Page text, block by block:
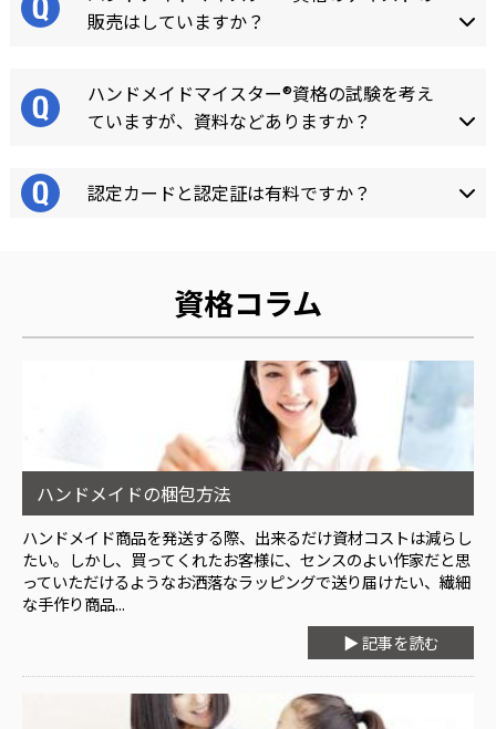
販売はしていますか？
ハンドメイドマイスター®資格の試験を考え
ていますが、資料などありますか？
認定カードと認定証は有料ですか？
資格コラム
ハンドメイドの梱包方法
ハンドメイド商品を発送する際、出来るだけ資材コストは減らし
たい。しかし、買ってくれたお客様に、センスのよい作家だと思
っていただけるようなお洒落なラッピングで送り届けたい、繊細
な手作り商品...
▶ 記事を読む